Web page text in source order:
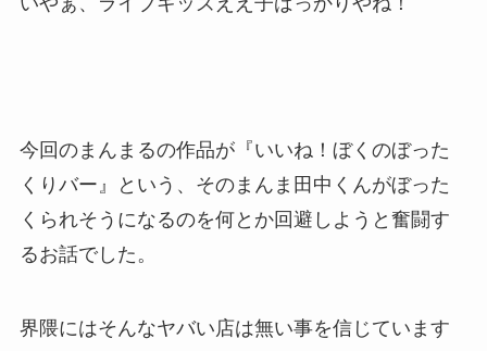
今回のまんまるの作品が『いいね！ぼくのぼった
くりバー』という、そのまんま田中くんがぼった
くられそうになるのを何とか回避しようと奮闘す
るお話でした。
界隈にはそんなヤバい店は無い事を信じています